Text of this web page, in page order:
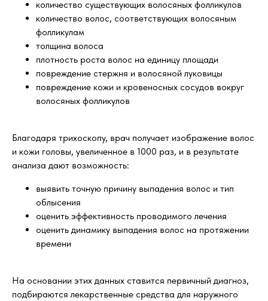
количество существующих волосяных фолликулов
количество волос, соответствующих волосяным
фолликулам
толщина волоса
плотность роста волос на единицу площади
повреждение стержня и волосяной луковицы
повреждение кожи и кровеносных сосудов вокруг
волосяных фолликулов
Благодаря трихоскопу, врач получает изображение волос
и кожи головы, увеличенное в 1000 раз, и в результате
анализа дают возможность:
выявить точную причину выпадения волос и тип
облысения
оценить эффективность проводимого лечения
оценить динамику выпадения волос на протяжении
времени
На основании этих данных ставится первичный диагноз,
подбираются лекарственные средства для наружного